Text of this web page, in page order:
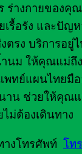
ร่างกายของคุ
เรื้อรัง และปัญ
ตรง บริการอยู่
นม ให้คุณแม่ถึ
พทย์แผนไทยมื
าน ช่วยให้คุณ
ม่ต้องเดินทาง
างโทรศัพท์ โท